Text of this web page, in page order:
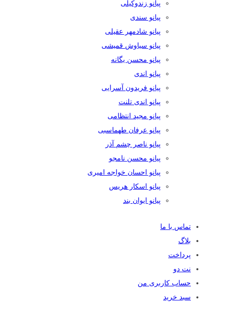
پیانو زندوکیلی
پیانو سندی
پیانو شادمهر عقیلی
پیانو سیاوش قمیشی
پیانو محسن یگانه
پیانو اندی
پیانو فریدون آسرایی
پیانو اندی تلنت
پیانو مجید انتظامی
پیانو عرفان طهماسبی
پیانو ناصر چشم آذر
پیانو محسن نامجو
پیانو احسان خواجه امیری
پیانو اسکار هریس
پیانو ایوان بند
تماس با ما
بلاگ
پرداخت
نت دو
حساب کاربری من
سبد خرید